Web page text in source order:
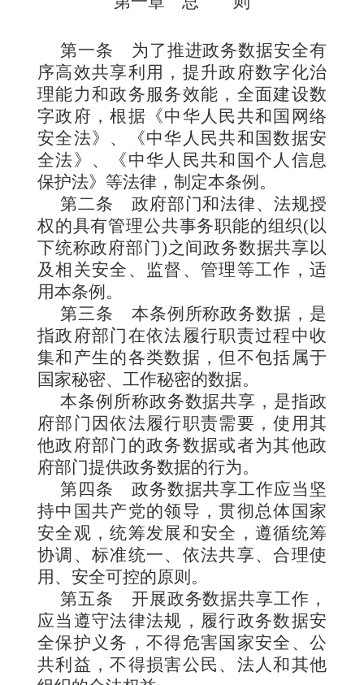
第一条 为了推进政务数据安全有
序高效共享利用，提升政府数字化治
理能力和政务服务效能，全面建设数
字政府，根据《中华人民共和国网络
安全法》、《中华人民共和国数据安
全法》、《中华人民共和国个人信息
保护法》等法律，制定本条例。
第二条 政府部门和法律、法规授
权的具有管理公共事务职能的组织(以
下统称政府部门)之间政务数据共享以
及相关安全、监督、管理等工作，适
用本条例。
第三条 本条例所称政务数据，是
指政府部门在依法履行职责过程中收
集和产生的各类数据，但不包括属于
国家秘密、工作秘密的数据。
本条例所称政务数据共享，是指政
府部门因依法履行职责需要，使用其
他政府部门的政务数据或者为其他政
府部门提供政务数据的行为。
第四条 政务数据共享工作应当坚
持中国共产党的领导，贯彻总体国家
安全观，统筹发展和安全，遵循统筹
协调、标准统一、依法共享、合理使
用、安全可控的原则。
第五条 开展政务数据共享工作，
应当遵守法律法规，履行政务数据安
全保护义务，不得危害国家安全、公
共利益，不得损害公民、法人和其他